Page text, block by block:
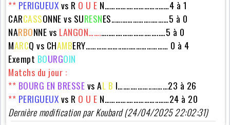
** PERIGUEUXvs R O U E N………….……………..……4 à 1
CARCASSONNEvs SURESNES..….……………..………5 à 0
NARBONNE vs LANGON…….…..….…………….……..…5 à 0
MARCQ vs CHAMBERY………………..…..………………… 0 à 4
Exempt BOURGOIN
Matchs du jour :
** BOURG EN BRESSEvs AL B I….….………..………23 à 26
** PERIGUEUXvs R O U E N………….……………..……24 à 20
Dernière modification par Koubard (24/04/2025 22:02:31)